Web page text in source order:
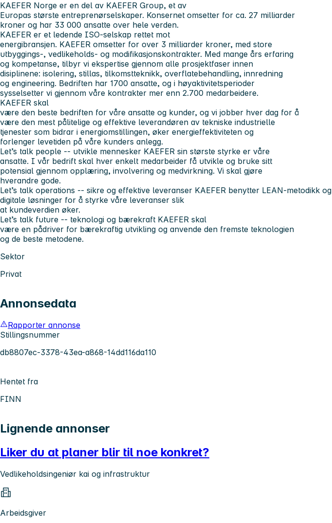
KAEFER Norge er en del av KAEFER Group, et av
Europas største entreprenørselskaper. Konsernet omsetter for ca. 27 milliarder
kroner og har 33 000 ansatte over hele verden.
KAEFER er et ledende ISO-selskap rettet mot
energibransjen. KAEFER omsetter for over 3 milliarder kroner, med store
utbyggings-, vedlikeholds- og modifikasjonskontrakter. Med mange års erfaring
og kompetanse, tilbyr vi ekspertise gjennom alle prosjektfaser innen
disiplinene: isolering, stillas, tilkomstteknikk, overflatebehandling, innredning
og engineering. Bedriften har 1700 ansatte, og i høyaktivitetsperioder
sysselsetter vi gjennom våre kontrakter mer enn 2.700 medarbeidere.
KAEFER skal
være den beste bedriften for våre ansatte og kunder, og vi jobber hver dag for å
være den mest pålitelige og effektive leverandøren av tekniske industrielle
tjenester som bidrar i energiomstillingen, øker energieffektiviteten og
forlenger levetiden på våre kunders anlegg.
Let’s talk people -- utvikle mennesker KAEFER sin største styrke er våre
ansatte. I vår bedrift skal hver enkelt medarbeider få utvikle og bruke sitt
potensial gjennom opplæring, involvering og medvirkning. Vi skal gjøre
hverandre gode.
Let’s talk operations -- sikre og effektive leveranser KAEFER benytter LEAN-metodikk og
digitale løsninger for å styrke våre leveranser slik
at kundeverdien øker.
Let’s talk future -- teknologi og bærekraft KAEFER skal
være en pådriver for bærekraftig utvikling og anvende den fremste teknologien
og de beste metodene.
Sektor
Privat
Annonsedata
Rapporter annonse
Stillingsnummer
db8807ec-3378-43ea-a868-14dd116da110
Hentet fra
FINN
Lignende annonser
Liker du at planer blir til noe konkret?
Vedlikeholdsingeniør kai og infrastruktur
Arbeidsgiver